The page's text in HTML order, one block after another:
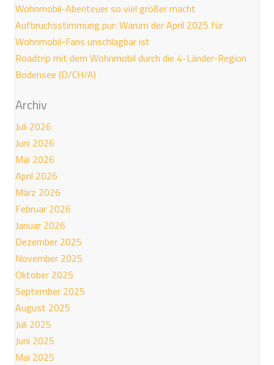
Wohnmobil-Abenteuer so viel größer macht
Aufbruchsstimmung pur: Warum der April 2025 für
Wohnmobil-Fans unschlagbar ist
Roadtrip mit dem Wohnmobil durch die 4-Länder-Region
Bodensee (D/CH/A)
Archiv
Juli 2026
Juni 2026
Mai 2026
April 2026
März 2026
Februar 2026
Januar 2026
Dezember 2025
November 2025
Oktober 2025
September 2025
August 2025
Juli 2025
Juni 2025
Mai 2025